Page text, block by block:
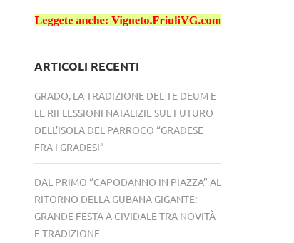
ARTICOLI RECENTI
GRADO, LA TRADIZIONE DEL TE DEUM E
LE RIFLESSIONI NATALIZIE SUL FUTURO
DELL’ISOLA DEL PARROCO “GRADESE
FRA I GRADESI”
DAL PRIMO “CAPODANNO IN PIAZZA” AL
RITORNO DELLA GUBANA GIGANTE:
GRANDE FESTA A CIVIDALE TRA NOVITÀ
E TRADIZIONE